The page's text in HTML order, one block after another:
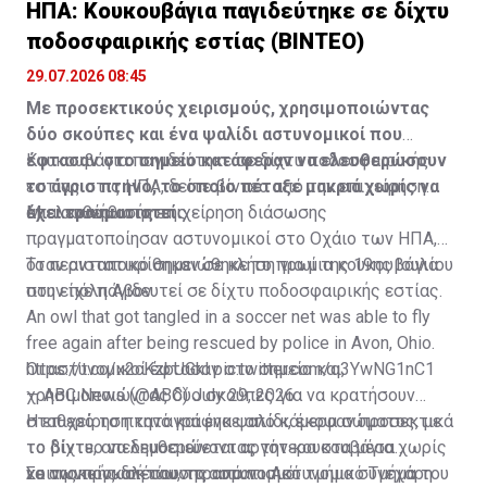
ΗΠΑ: Κουκουβάγια παγιδεύτηκε σε δίχτυ
ποδοσφαιρικής εστίας (ΒΙΝΤΕΟ)
29.07.2026 08:45
Με προσεκτικούς χειρισμούς, χρησιμοποιώντας
δύο σκούπες και ένα ψαλίδι αστυνομικοί που
έφτασαν στο σημείο κατάφεραν να ελευθερώσουν
το άγριο πτηνό, το οποίο πέταξε μακριά χωρίς να
έχει τραυματιστεί
Κουκουβάγια παγιδεύτηκε σε δίχτυ ποδοσφαιρικής
εστίας στις ΗΠΑ, δείτε βίντεο από την επιχείρηση
απελευθέρωσής της
Μια ασυνήθιστη επιχείρηση διάσωσης
πραγματοποίησαν αστυνομικοί στο Οχάιο των ΗΠΑ,
όταν ανταποκρίθηκαν σε κλήση για μια κουκουβάγια
που είχε παγιδευτεί σε δίχτυ ποδοσφαιρικής εστίας.
Το περιστατικό σημειώθηκε το πρωί της 19ης Ιουλίου
στην πόλη Άβον.
An owl that got tangled in a soccer net was able to fly
free again after being rescued by police in Avon, Ohio.
https://t.co/x2cKzbUGkl pic.twitter.com/q3YwNG1nC1
— ABC News (@ABC)July 29, 2026
Οι αστυνομικοί έφτασαν στο σημείο και,
χρησιμοποιώντας δύο σκούπες για να κρατήσουν
σταθερό το πτηνό και ένα ψαλίδι, έκοψαν προσεκτικά
το δίχτυ, απελευθερώνοντας την κουκουβάγια χωρίς
να της προκαλέσουν τραυματισμό.
Η επιχείρηση καταγράφηκε από κάμερα σώματος, με
το βίντεο να δημοσιεύεται αργότερα στα μέσα
κοινωνικής δικτύωσης από το Αστυνομικό Τμήμα του
Σε ανακοίνωσή του, το αστυνομικό τμήμα συνεχάρη